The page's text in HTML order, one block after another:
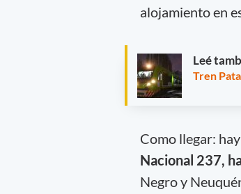
alojamiento en
Leé
Tren
Como llegar:
Nacional 237,
Negro y